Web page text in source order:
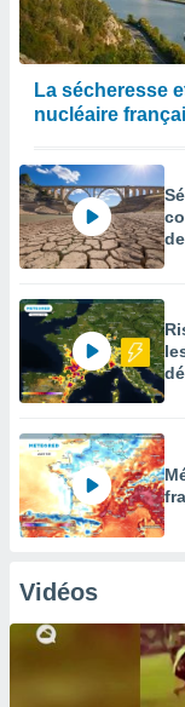
La sécheresse
nucléaire
Vidéos